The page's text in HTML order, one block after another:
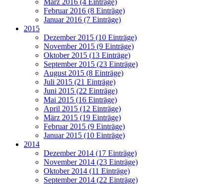
Februar 2016 (8 Einträge)
Januar 2016 (7 Einträge)
2015
Dezember 2015 (10 Einträge)
November 2015 (9 Einträge)
Oktober 2015 (13 Einträge)
September 2015 (23 Einträge)
August 2015 (8 Einträge)
Juli 2015 (21 Einträge)
Juni 2015 (22 Einträge)
Mai 2015 (16 Einträge)
April 2015 (12 Einträge)
März 2015 (19 Einträge)
Februar 2015 (9 Einträge)
Januar 2015 (10 Einträge)
2014
Dezember 2014 (17 Einträge)
November 2014 (23 Einträge)
Oktober 2014 (11 Einträge)
September 2014 (22 Einträge)